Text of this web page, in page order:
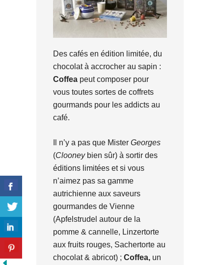
Des cafés en édition limitée, du
chocolat à accrocher au sapin :
Coffea peut composer pour
vous toutes sortes de coffrets
gourmands pour les addicts au
café.
Il n’y a pas que Mister Georges
(Clooneybien sûr) à sortir des
éditions limitées et si vous
n’aimez pas sa gamme
autrichienne aux saveurs
gourmandes de Vienne
(Apfelstrudel autour de la
pomme & cannelle, Linzertorte
aux fruits rouges, Sachertorte au
chocolat & abricot) ; Coffea, un